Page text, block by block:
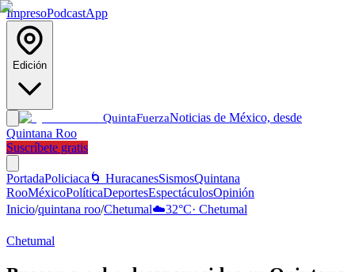
ImpresoPodcastApp
Edición
QuintaFuerzaNoticias de México, desde
Quintana Roo
Suscríbete gratis
PortadaPoliciaca 🌀 HuracanesSismosQuintana
RooMéxicoPolíticaDeportesEspectáculosOpinión
Inicio/quintana roo/Chetumal☁️32°C· Chetumal
Chetumal